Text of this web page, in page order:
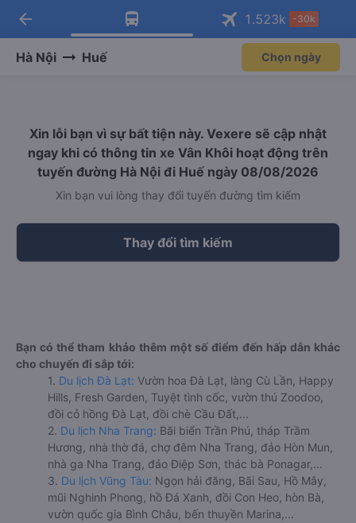
Tải app Vexere ngay!
Nhận ưu đãi thành viên độc
Mở app
Tải app Vexere
-30k/ghế khi đặt vé máy bay qua
Mở app
arrow_back 1.523k -30k
Hà Nội Huế Chọn ngày
Xin lỗi bạn vì sự bất tiện này. Vexere sẽ cập nhật
ngay khi có thông tin xe Vân Khôi hoạt động trên
tuyến đường Hà Nội đi Huế ngày 08/08/2026
Xin bạn vui lòng thay đổi tuyến đường tìm kiếm
Thay đổi tìm kiếm
Bạn có thể tham khảo thêm một số điểm đến hấp dẫn khác
cho chuyến đi sắp tới:
1. Du lịch Đà Lạt: Vườn hoa Đà Lạt, làng Cù Lần, Happy
Hills, Fresh Garden, Tuyệt tình cốc, vườn thú Zoodoo,
đồi cỏ hồng Đà Lạt, đồi chè Cầu Đất,...
2. Du lịch Nha Trang: Bãi biển Trần Phú, tháp Trầm
Hương, nhà thờ đá, chợ đêm Nha Trang, đảo Hòn Mun,
nhà ga Nha Trang, đảo Điệp Sơn, thác bà Ponagar,...
3. Du lịch Vũng Tàu: Ngọn hải đăng, Bãi Sau, Hồ Mây,
mũi Nghinh Phong, hồ Đá Xanh, đồi Con Heo, hòn Bà,
vườn quốc gia Bình Châu, bến thuyền Marina,...